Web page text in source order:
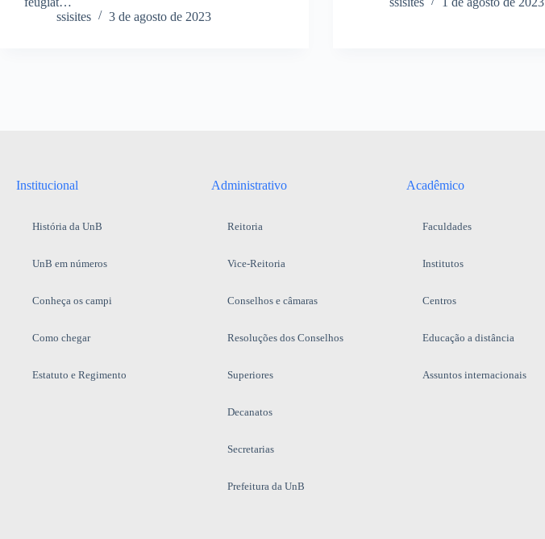
ssisites
3 de agosto de 2023
Institucional
História da UnB
UnB em números
Conheça os campi
Como chegar
Estatuto e Regimento
Administrativo
Reitoria
Vice-Reitoria
Conselhos e câmaras
Resoluções dos Conselhos
Superiores
Decanatos
Secretarias
Prefeitura da UnB
Acadêmico
Faculdades
Institutos
Centros
Educação a distância
Assuntos internacionais